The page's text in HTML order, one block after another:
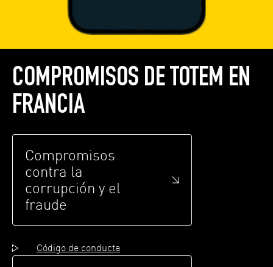
COMPROMISOS DE TOTEM EN
FRANCIA
Compromisos
contra la
corrupción y el
fraude
Código de conducta